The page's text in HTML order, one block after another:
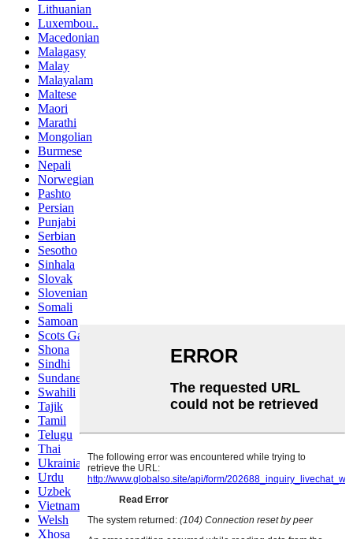
Lithuanian
Luxembou..
Macedonian
Malagasy
Malay
Malayalam
Maltese
Maori
Marathi
Mongolian
Burmese
Nepali
Norwegian
Pashto
Persian
Punjabi
Serbian
Sesotho
Sinhala
Slovak
Slovenian
Somali
Samoan
Scots Gaelic
Shona
Sindhi
Sundanese
Swahili
Tajik
Tamil
Telugu
Thai
Ukrainian
Urdu
Uzbek
Vietnamese
Welsh
Xhosa